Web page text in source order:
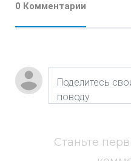
0 Комментарии
Станьте